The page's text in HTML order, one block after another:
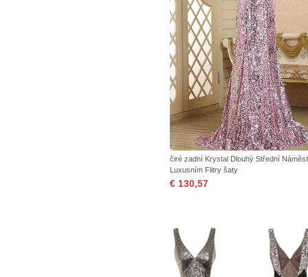
čiré zadní Krystal Dlouhý Střední
Luxusním Flitry šaty
€ 130,57